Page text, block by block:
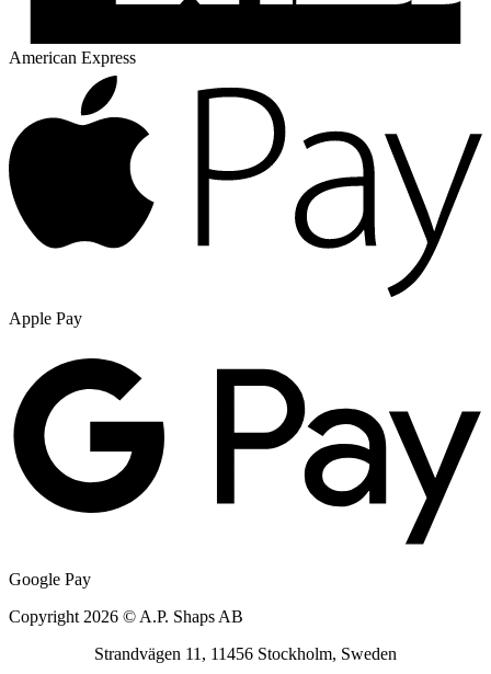
American Express
Apple Pay
Google Pay
Copyright 2026 © A.P. Shaps AB
Strandvägen 11, 11456 Stockholm, Sweden